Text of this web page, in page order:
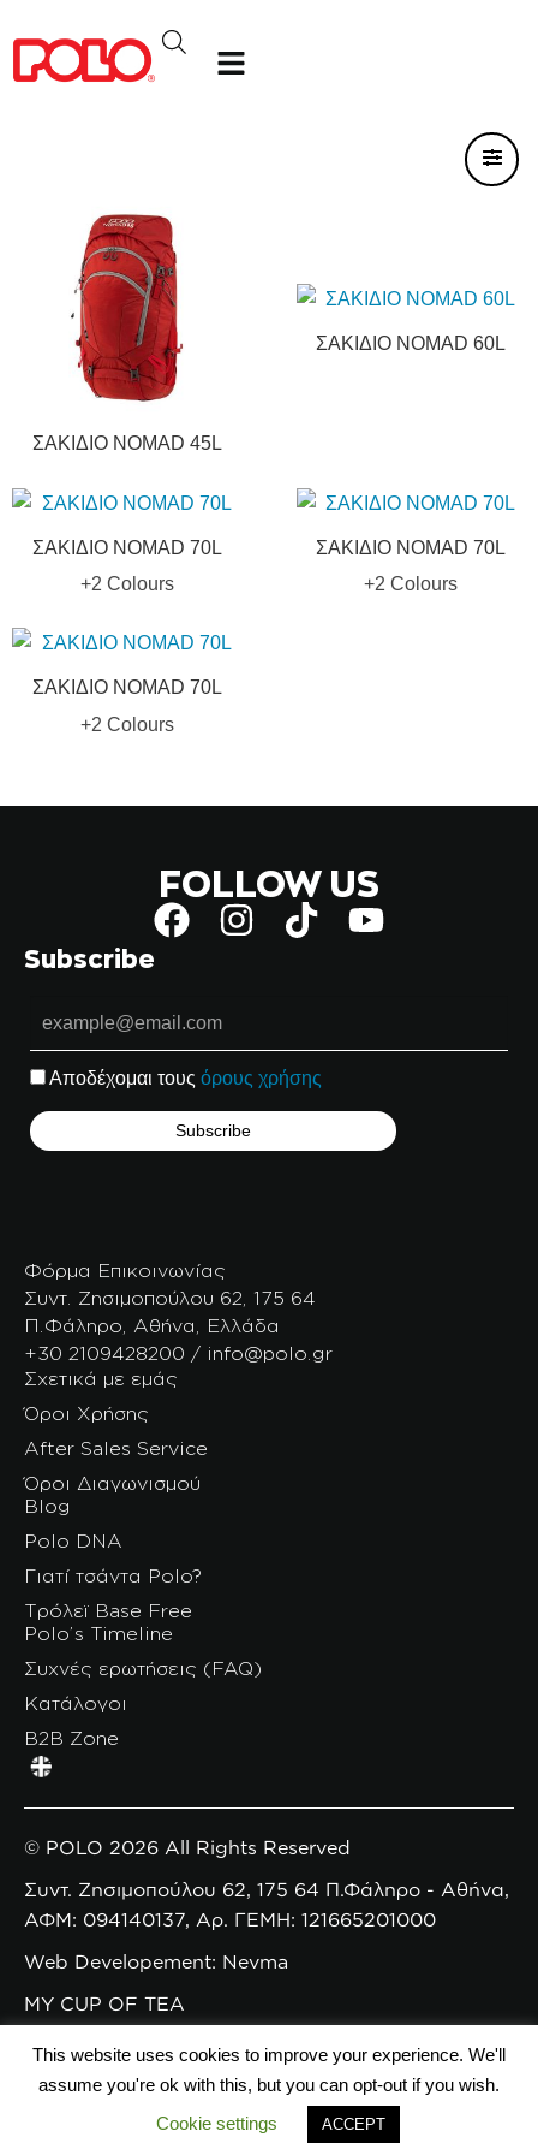
ΣΑΚΙΔΙΟ NOMAD 45L
ΣΑΚΙΔΙΟ NOMAD 60L
ΣΑΚΙΔΙΟ NOMAD 70L
+2 Colours
ΣΑΚΙΔΙΟ NOMAD 70L
+2 Colours
ΣΑΚΙΔΙΟ NOMAD 70L
+2 Colours
FOLLOW US
Subscribe
Αποδέχομαι τους όρους χρήσης
Φόρμα Επικοινωνίας
Συντ. Ζησιμοπούλου 62, 175 64
Π.Φάληρο, Αθήνα, Ελλάδα
+30 2109428200 / info@polo.gr
Σχετικά με εμάς
Όροι Χρήσης
After Sales Service
Όροι Διαγωνισμού
Blog
Polo DNA
Γιατί τσάντα Polo?
Τρόλεϊ Base Free
Polo’s Timeline
Συχνές ερωτήσεις (FAQ)
Κατάλογοι
B2B Zone
© POLO 2026 All Rights Reserved
Συντ. Ζησιμοπούλου 62, 175 64 Π.Φάληρο - Αθήνα,
ΑΦΜ: 094140137, Αρ. ΓΕΜΗ: 121665201000
Web Developement: Nevma
MY CUP OF TEA
This website uses cookies to improve your experience. We'll
assume you're ok with this, but you can opt-out if you wish.
Cookie settings
ACCEPT